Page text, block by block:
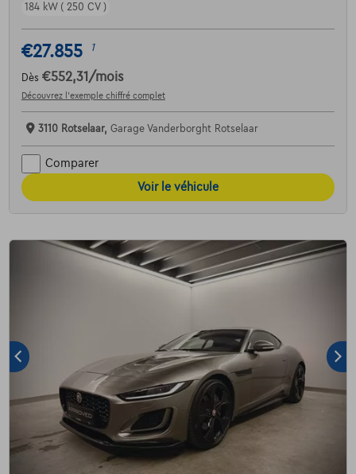
184 kW ( 250 CV )
€27.855 1
Dès €552,31 /mois
Découvrez l’exemple chiffré complet
3110 Rotselaar, Garage Vanderborght Rotselaar
Comparer
Voir le véhicule